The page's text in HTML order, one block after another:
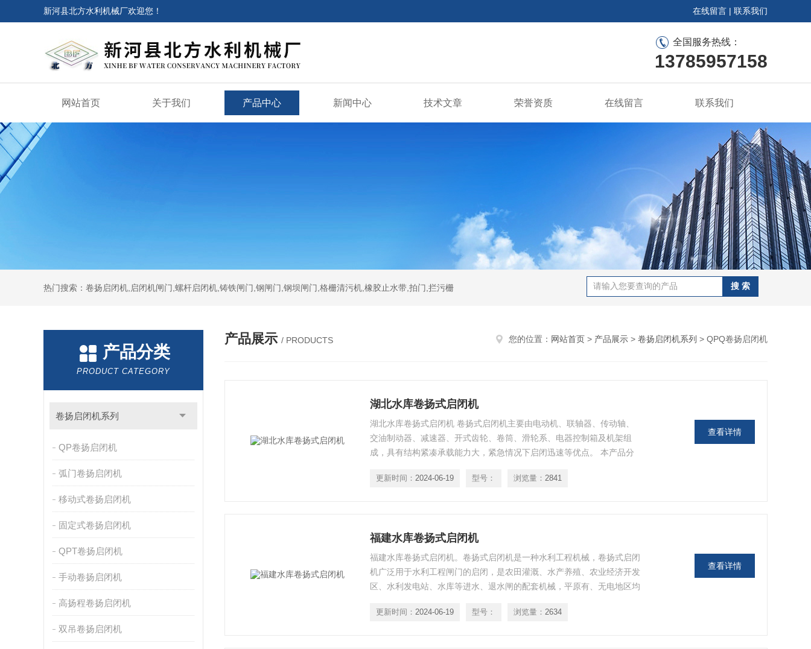
新河县北方水利机械厂欢迎您！ 在线留言 | 联系我们
全国服务热线：
13785957158
网站首页 关于我们 产品中心 新闻中心 技术文章 荣誉资质 在线留言 联系我们
热门搜索：卷扬启闭机,启闭机闸门,螺杆启闭机,铸铁闸门,钢闸门,钢坝闸门,格栅清污机,橡胶止水带,拍门,拦污栅
产品分类
PRODUCT CATEGORY
卷扬启闭机系列
QP卷扬启闭机
弧门卷扬启闭机
移动式卷扬启闭机
固定式卷扬启闭机
QPT卷扬启闭机
手动卷扬启闭机
高扬程卷扬启闭机
双吊卷扬启闭机
产品展示 / PRODUCTS 您的位置： 网站首页 > 产品展示 > 卷扬启闭机系列 > QPQ卷扬启闭机
湖北水库卷扬式启闭机
湖北水库卷扬式启闭机 卷扬式启闭机主要由电动机、联轴器、传动轴、
交油制动器、减速器、开式齿轮、卷筒、滑轮系、电器控制箱及机架组
成，具有结构紧凑承载能力大，紧急情况下启闭迅速等优点。 本产品分
有：QPQ型普通卷扬式启闭机、QPK型快速卷扬式启闭机、QPG型高扬
更新时间： 2024-06-19 型号： 浏览量： 2841
查看详情
福建水库卷扬式启闭机
福建水库卷扬式启闭机。卷扬式启闭机是一种水利工程机械，卷扬式启闭
机广泛用于水利工程闸门的启闭，是农田灌溉、水产养殖、农业经济开发
区、水利发电站、水库等进水、退水闸的配套机械，平原有、无电地区均
更新时间： 2024-06-19 型号： 浏览量： 2634
查看详情